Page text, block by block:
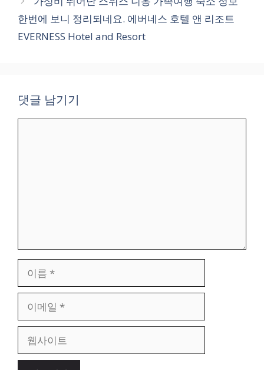
한번에 보니 정리되네요. 에버네스 호텔 앤 리조트
EVERNESS Hotel and Resort
댓글 남기기
일
이